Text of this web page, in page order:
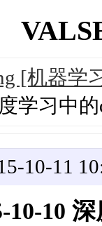
[机器学
学习中
10-11
10-10